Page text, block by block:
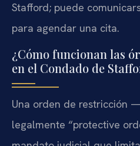
Stafford; puede
para agendar una cita.
¿Cómo funcionan las
en el Condado de
Una orden de restricción
legalmente “protective